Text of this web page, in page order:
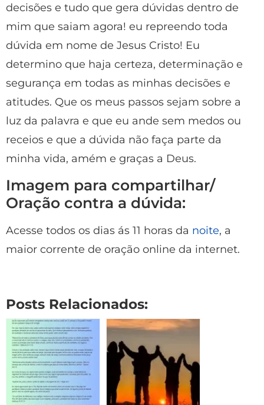
decisões e tudo que gera dúvidas dentro de
mim que saiam agora! eu repreendo toda
dúvida em nome de Jesus Cristo! Eu
determino que haja certeza, determinação e
segurança em todas as minhas decisões e
atitudes. Que os meus passos sejam sobre a
luz da palavra e que eu ande sem medos ou
receios e que a dúvida não faça parte da
minha vida, amém e graças a Deus.
Imagem para compartilhar/
Oração contra a dúvida:
Acesse todos os dias ás 11 horas da noite, a
maior corrente de oração online da internet.
Posts Relacionados: